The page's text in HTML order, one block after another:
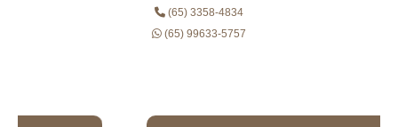
(65) 3358-4834
(65) 99633-5757